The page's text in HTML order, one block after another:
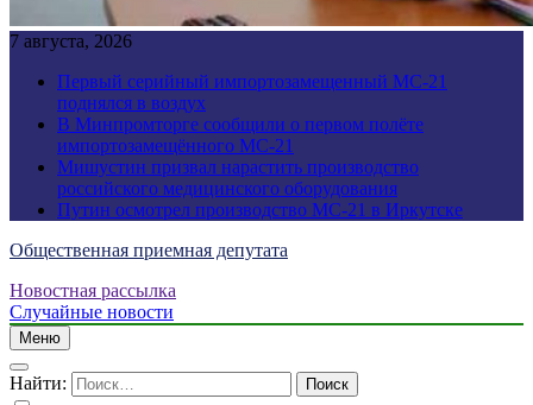
7 августа, 2026
Первый серийный импортозамещенный МС-21
поднялся в воздух
В Минпромторге сообщили о первом полёте
импортозамещённого МС-21
Мишустин призвал нарастить производство
российского медицинского оборудования
Путин осмотрел производство МС-21 в Иркутске
Общественная приемная депутата
Новостная рассылка
Случайные новости
Меню
Найти: